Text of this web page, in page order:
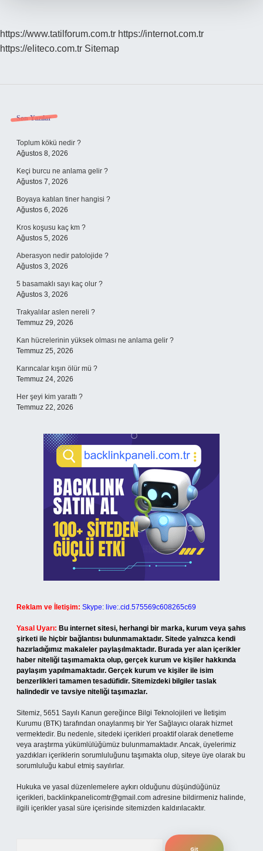
https://www.tatilforum.com.tr https://internot.com.tr
https://eliteco.com.tr Sitemap
Sidebar
Son Yazılar
Toplum kökü nedir ?
Ağustos 8, 2026
Keçi burcu ne anlama gelir ?
Ağustos 7, 2026
Boyaya katılan tiner hangisi ?
Ağustos 6, 2026
Kros koşusu kaç km ?
Ağustos 5, 2026
Aberasyon nedir patolojide ?
Ağustos 3, 2026
5 basamaklı sayı kaç olur ?
Ağustos 3, 2026
Trakyalılar aslen nereli ?
Temmuz 29, 2026
Kan hücrelerinin yüksek olması ne anlama gelir ?
Temmuz 25, 2026
Karıncalar kışın ölür mü ?
Temmuz 24, 2026
Her şeyi kim yarattı ?
Temmuz 22, 2026
Reklam ve İletişim: Skype: live:.cid.575569c608265c69
Yasal Uyarı: Bu internet sitesi, herhangi bir marka, kurum veya şahıs
şirketi ile hiçbir bağlantısı bulunmamaktadır. Sitede yalnızca kendi
hazırladığımız makaleler paylaşılmaktadır. Burada yer alan içerikler
haber niteliği taşımamakta olup, gerçek kurum ve kişiler hakkında
paylaşım yapılmamaktadır. Gerçek kurum ve kişiler ile isim
benzerlikleri tamamen tesadüfidir. Sitemizdeki bilgiler taslak
halindedir ve tavsiye niteliği taşımazlar.
Sitemiz, 5651 Sayılı Kanun gereğince Bilgi Teknolojileri ve İletişim
Kurumu (BTK) tarafından onaylanmış bir Yer Sağlayıcı olarak hizmet
vermektedir. Bu nedenle, sitedeki içerikleri proaktif olarak denetleme
veya araştırma yükümlülüğümüz bulunmamaktadır. Ancak, üyelerimiz
yazdıkları içeriklerin sorumluluğunu taşımakta olup, siteye üye olarak bu
sorumluluğu kabul etmiş sayılırlar.
Hukuka ve yasal düzenlemelere aykırı olduğunu düşündüğünüz
içerikleri, backlinkpanelicomtr@gmail.com adresine bildirmeniz halinde,
ilgili içerikler yasal süre içerisinde sitemizden kaldırılacaktır.